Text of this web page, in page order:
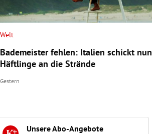
Welt
Bademeister fehlen: Italien schickt nun
Häftlinge an die Strände
Gestern
Unsere Abo-Angebote